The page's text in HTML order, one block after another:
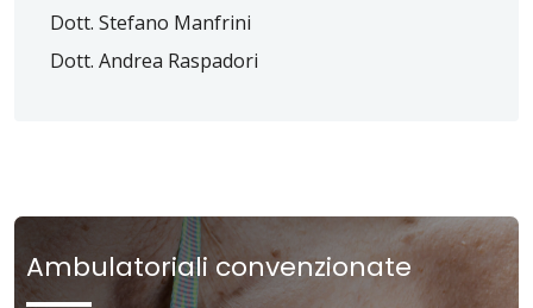
Dott. Stefano Manfrini
Dott. Andrea Raspadori
Ambulatoriali convenzionate